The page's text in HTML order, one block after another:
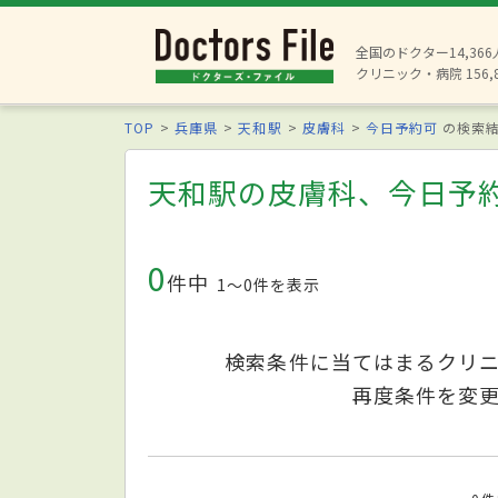
全国のドクター14,366
クリニック・病院
TOP 兵庫県 天和駅 皮膚科 今日予約可 の検索
天和駅の皮膚科、今日予
0件中 1〜0件を表示
検索条件に当てはまるクリ
再度条件を変